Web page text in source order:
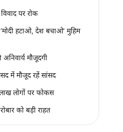
पर रोक
हटाओ, देश बचाओ’ मुहिम
अनिवार्य मौजूदगी
में मौजूद रहें सांसद
लोगों पर फोकस
को बड़ी राहत